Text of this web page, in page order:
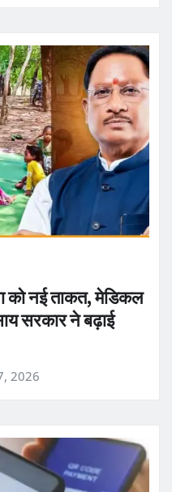
को नई ताकत, मेडिकल
सरकार ने बढ़ाई
2026